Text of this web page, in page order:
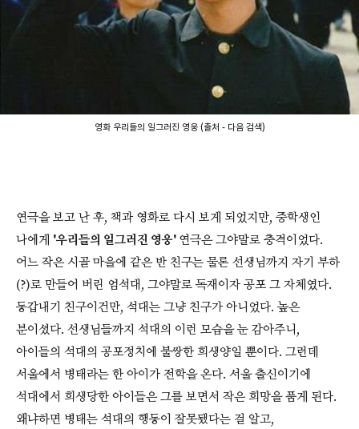
영화 우리들의 일그러진 영웅 (출처 - 다음 검색)
연극을 보고 난 후, 책과 영화로 다시 보게 되었지만, 중학생인
나에게 '우리들의 일그러진 영웅' 연극은 그야말로 충격이었다.
어느 작은 시골 마을에 같은 반 친구는 물론 선생님까지 자기 부하
(?)로 만들어 버린 엄석대, 그야말로 독재이자 공포 그 자체였다.
동갑내기 친구이건만, 석대는 그냥 친구가 아니었다. 높은
분이셨다. 선생님들까지 석대의 이런 모습을 눈 감아주니,
아이들의 석대의 공포정치에 불쌍한 희생양일 뿐이다. 그런데
서울에서 병태라는 한 아이가 전학을 온다. 서울 출신이기에
석대에서 희생당한 아이들은 그를 보면서 작은 희망을 품게 된다.
왜냐하면 병태는 석대의 행동이 잘못됐다는 걸 알고,